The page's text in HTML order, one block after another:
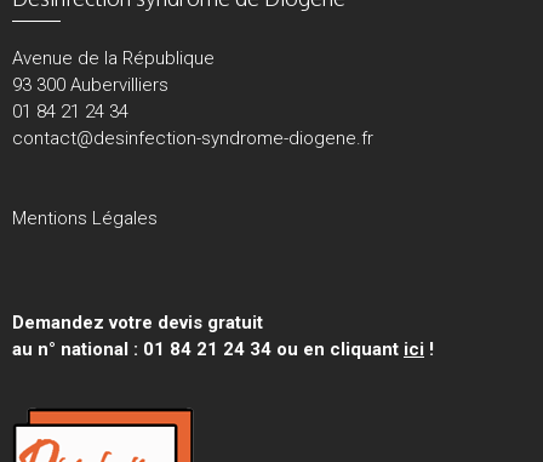
Avenue de la République
93 300 Aubervilliers
01 84 21 24 34
contact@desinfection-syndrome-diogene.fr
Mentions Légales
Demandez votre devis gratuit
au n° national : 01 84 21 24 34 ou en cliquant ici !